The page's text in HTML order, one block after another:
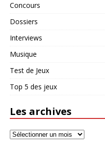
Concours
Dossiers
Interviews
Musique
Test de Jeux
Top 5 des jeux
Les archives